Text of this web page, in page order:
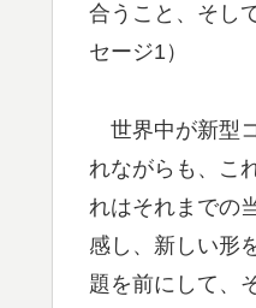
合うこと、そし
セージ1）
世界中が新型
れながらも、こ
れはそれまでの
感し、新しい形
題を前にして、